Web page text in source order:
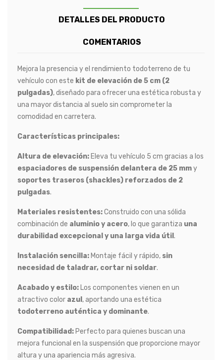
DETALLES DEL PRODUCTO
COMENTARIOS
Mejora la presencia y el rendimiento todoterreno de tu
vehículo con este kit de elevación de 5 cm (2
pulgadas), diseñado para ofrecer una estética robusta y
una mayor distancia al suelo sin comprometer la
comodidad en carretera.
Características principales:
Altura de elevación: Eleva tu vehículo 5 cm gracias a los
espaciadores de suspensión delantera de 25 mmy
soportes traseros (shackles) reforzados de 2
pulgadas.
Materiales resistentes:Construido con una sólida
combinación de aluminio y acero, lo que garantiza una
durabilidad excepcional y una larga vida útil .
Instalación sencilla: Montaje fácil y rápido, sin
necesidad de taladrar, cortar ni soldar.
Acabado y estilo: Los componentes vienen en un
atractivo color azul , aportando una estética
todoterreno auténtica y dominante.
Compatibilidad: Perfecto para quienes buscan una
mejora funcional en la suspensión que proporcione mayor
altura y una apariencia más agresiva.